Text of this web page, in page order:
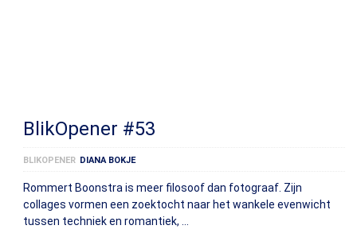
BlikOpener #53
BLIKOPENER DIANA BOKJE
Rommert Boonstra is meer filosoof dan fotograaf. Zijn
collages vormen een zoektocht naar het wankele evenwicht
tussen techniek en romantiek, …